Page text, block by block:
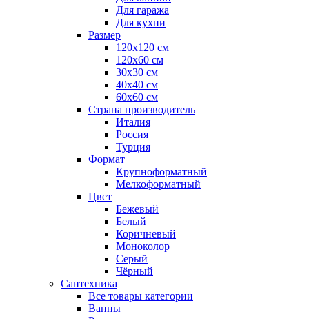
Для гаража
Для кухни
Размер
120x120 см
120x60 см
30x30 см
40x40 см
60x60 см
Страна производитель
Италия
Россия
Турция
Формат
Крупноформатный
Мелкоформатный
Цвет
Бежевый
Белый
Коричневый
Моноколор
Серый
Чёрный
Сантехника
Все товары категории
Ванны